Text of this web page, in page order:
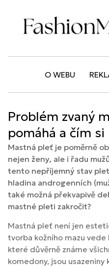
O WEBU
Problém zvaný
pomáhá a čím
Mastná pleť je poměrně
nejen ženy, ale i řadu
tento nepříjemný stav
hladina androgenních
také možná překvapivě
mastné pleti zakročit?
Mastná pleť není jen
tvorba kožního mazu vede
které důvěrně známe
komedony, jsou usazeniny